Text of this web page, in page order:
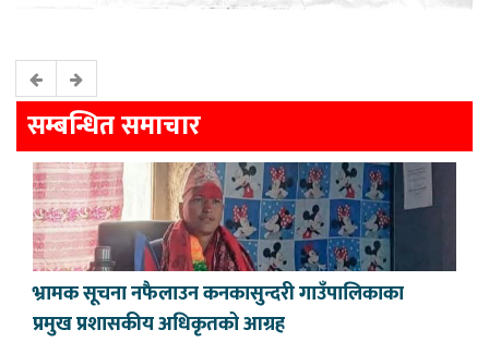
सम्बन्धित समाचार
भ्रामक सूचना नफैलाउन कनकासुन्दरी गाउँपालिकाका
प्रमुख प्रशासकीय अधिकृतको आग्रह